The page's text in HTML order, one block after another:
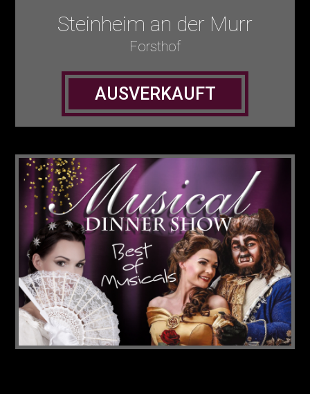
Steinheim an der Murr
Forsthof
AUSVERKAUFT